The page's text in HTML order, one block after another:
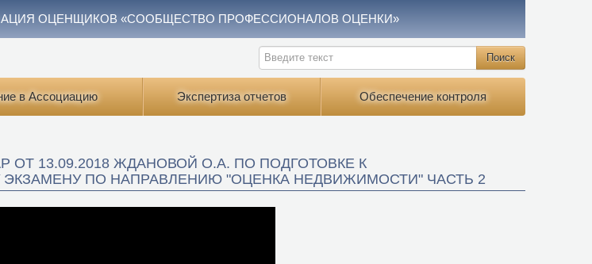
ОЦЕНЩИКОВ «СООБЩЕСТВО ПРОФЕССИОНАЛОВ ОЦЕНКИ»
в Ассоциацию Экспертиза отчетов Обеспечение контроля
ОТ 13.09.2018 ЖДАНОВОЙ О.А. ПО ПОДГОТОВКЕ К
ПО НАПРАВЛЕНИЮ "ОЦЕНКА НЕДВИЖИМОСТИ" ЧАСТЬ 2